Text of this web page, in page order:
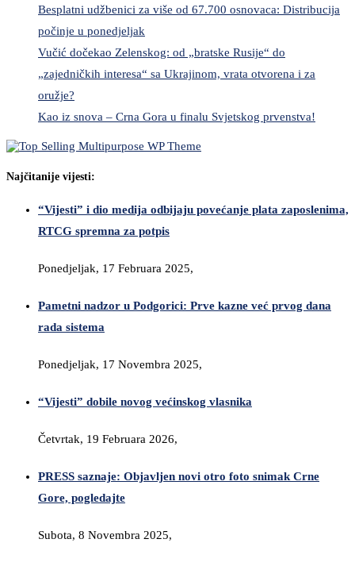
Besplatni udžbenici za više od 67.700 osnovaca: Distribucija
počinje u ponedjeljak
Vučić dočekao Zelenskog: od „bratske Rusije“ do
„zajedničkih interesa“ sa Ukrajinom, vrata otvorena i za
oružje?
Kao iz snova – Crna Gora u finalu Svjetskog prvenstva!
Najčitanije vijesti:
“Vijesti” i dio medija odbijaju povećanje plata zaposlenima,
RTCG spremna za potpis
Ponedjeljak, 17 Februara 2025,
Pametni nadzor u Podgorici: Prve kazne već prvog dana
rada sistema
Ponedjeljak, 17 Novembra 2025,
“Vijesti” dobile novog većinskog vlasnika
Četvrtak, 19 Februara 2026,
PRESS saznaje: Objavljen novi otro foto snimak Crne
Gore, pogledajte
Subota, 8 Novembra 2025,